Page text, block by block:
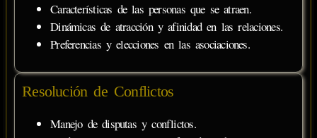
Características de las personas que se atraen.
Dinámicas de atracción y afinidad en las relaciones.
Preferencias y elecciones en las asociaciones.
Resolución de Conflictos
Manejo de disputas y conflictos.